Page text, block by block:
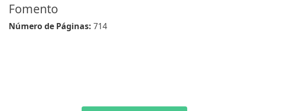
Fomento
Número de Páginas: 714